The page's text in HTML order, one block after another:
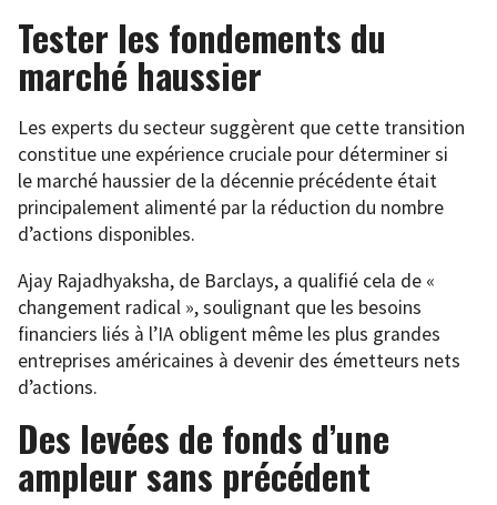
Tester les fondements du
marché haussier
Les experts du secteur suggèrent que cette transition
constitue une expérience cruciale pour déterminer si
le marché haussier de la décennie précédente était
principalement alimenté par la réduction du nombre
d’actions disponibles.
Ajay Rajadhyaksha, de Barclays, a qualifié cela de «
changement radical », soulignant que les besoins
financiers liés à l’IA obligent même les plus grandes
entreprises américaines à devenir des émetteurs nets
d’actions.
Des levées de fonds d’une
ampleur sans précédent